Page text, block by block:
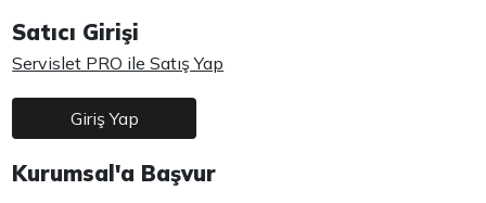
Satıcı Girişi
Servislet PRO ile Satış Yap
Giriş Yap
Kurumsal'a Başvur